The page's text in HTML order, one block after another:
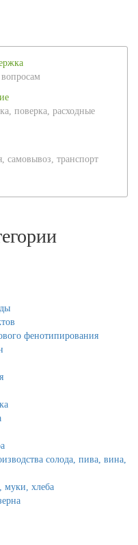
поверка, расходные
самовывоз, транспорт
фенотипирования
солода, пива, вина,
муки, хлеба